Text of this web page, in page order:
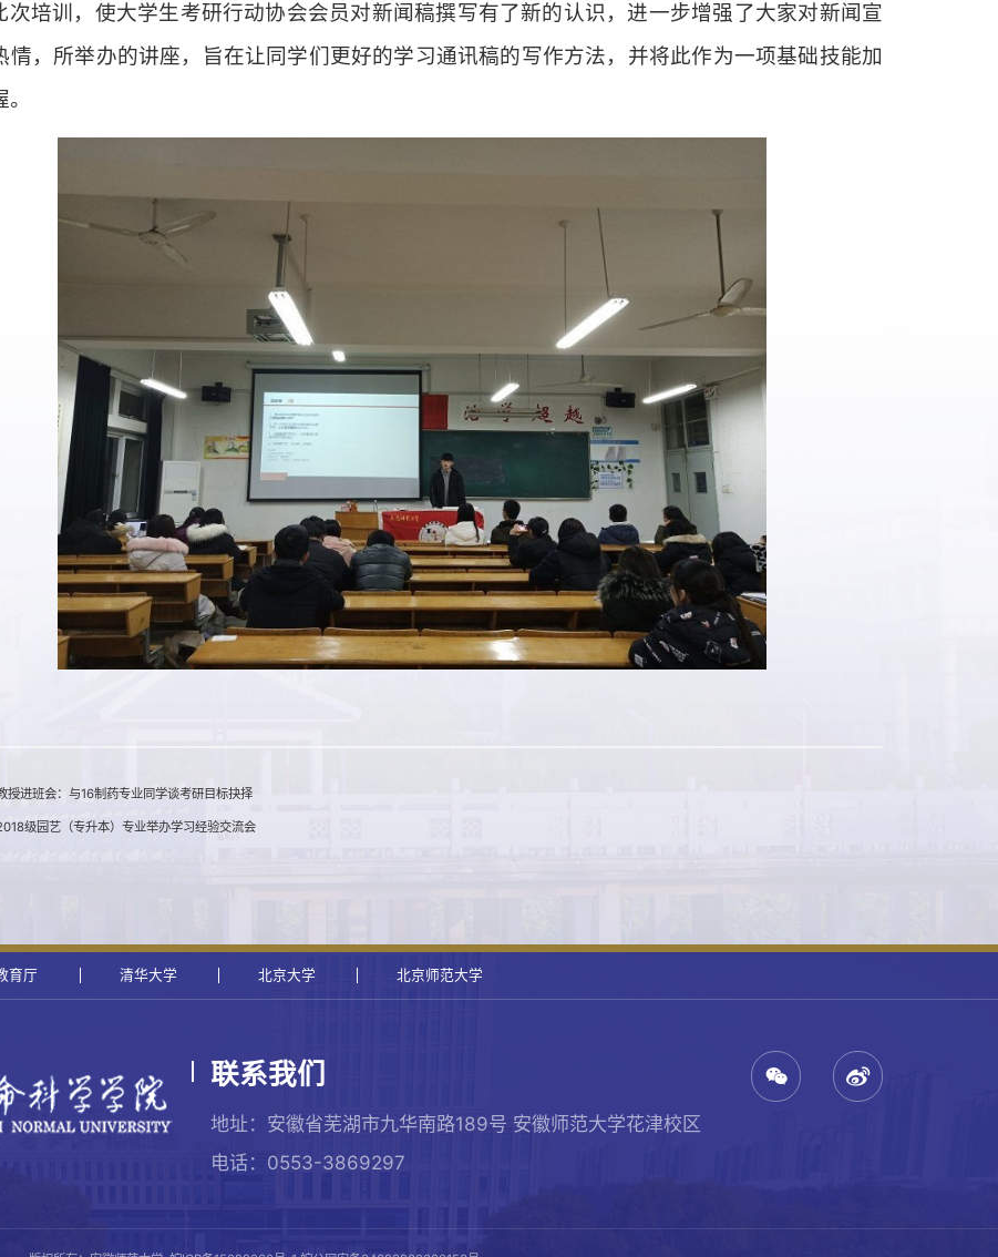
次培训，使大学生考研行动协会会员对新闻稿撰写有了新的认识，进一步增强了大家对新闻宣
情，所举办的讲座，旨在让同学们更好的学习通讯稿的写作方法，并将此作为一项基础技能加
授进班会：与16制药专业同学谈考研目标抉择
级园艺（专升本）专业举办学习经验交流会
育厅 清华大学 北京大学 北京师范大学
联系我们
地址：安徽省芜湖市九华南路189号 安徽师范大学花津校区
电话：0553-3869297